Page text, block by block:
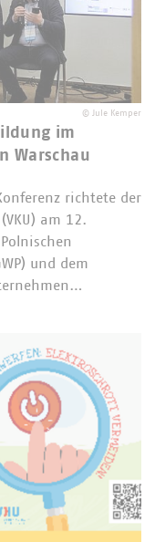
© Jule Kemper
im
Warschau
richtete der
am 12.
und dem